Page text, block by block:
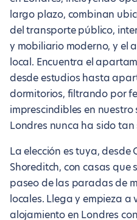
largo plazo, combinan
del transporte público,
y mobiliario moderno, y el
local. Encuentra el
desde estudios hasta
dormitorios, filtrando por
imprescindibles en
Londres nunca ha sido tan
La elección es tuya, desde
Shoreditch, con casas que
paseo de las paradas de
locales. Llega y empieza a
alojamiento en Londres